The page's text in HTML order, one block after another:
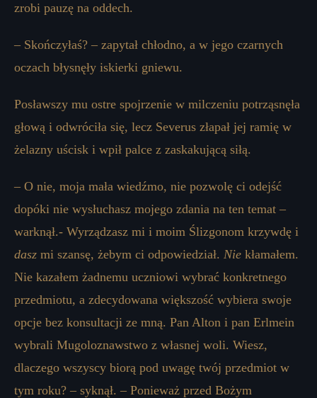
zrobi pauzę na oddech.
– Skończyłaś? – zapytał chłodno, a w jego czarnych
oczach błysnęły iskierki gniewu.
Posławszy mu ostre spojrzenie w milczeniu potrząsnęła
głową i odwróciła się, lecz Severus złapał jej ramię w
żelazny uścisk i wpił palce z zaskakującą siłą.
– O nie, moja mała wiedźmo, nie pozwolę ci odejść
dopóki nie wysłuchasz mojego zdania na ten temat –
warknął.- Wyrządzasz mi i moim Ślizgonom krzywdę i
dasz mi szansę, żebym ci odpowiedział. Nie kłamałem.
Nie kazałem żadnemu uczniowi wybrać konkretnego
przedmiotu, a zdecydowana większość wybiera swoje
opcje bez konsultacji ze mną. Pan Alton i pan Erlmein
wybrali Mugoloznawstwo z własnej woli. Wiesz,
dlaczego wszyscy biorą pod uwagę twój przedmiot w
tym roku? – syknął. – Ponieważ przed Bożym